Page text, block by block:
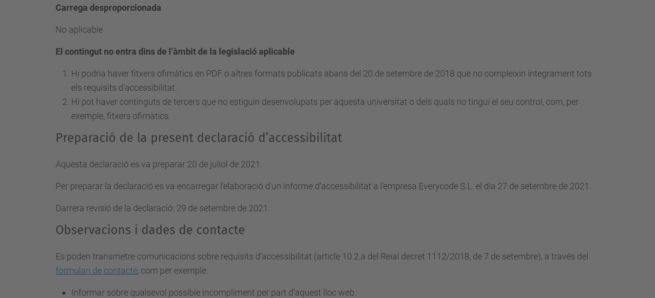
Carrega desproporcionada
No aplicable
El contingut no entra dins de l’àmbit de la legislació aplicable
Hi podria haver fitxers ofimàtics en PDF o altres formats publicats abans del 20 de setembre de 2018 que no compleixin íntegrament tots
els requisits d'accessibilitat.
Hi pot haver continguts de tercers que no estiguin desenvolupats per aquesta universitat o dels quals no tingui el seu control, com, per
exemple, fitxers ofimàtics.
Preparació de la present declaració d’accessibilitat
Aquesta declaració es va preparar 20 de juliol de 2021.
Per preparar la declaració es va encarregar l'elaboració d'un informe d'accessibilitat a l'empresa Everycode S.L. el dia 27 de setembre de 2021.
Darrera revisió de la declaració: 29 de setembre de 2021.
Observacions i dades de contacte
Es poden transmetre comunicacions sobre requisits d’accessibilitat (article 10.2.a del Reial decret 1112/2018, de 7 de setembre), a través del
formulari de contacte, com per exemple:
Informar sobre qualsevol possible incompliment per part d’aquest lloc web.